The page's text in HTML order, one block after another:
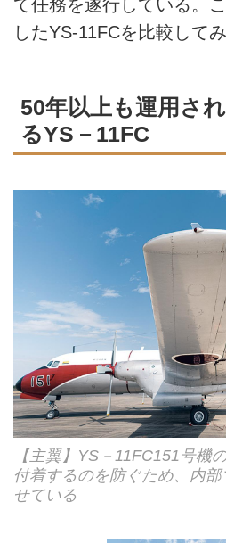
て任務を遂行している。
したYS-11FCを比較してみ
50年以上も運用さ
るYS－11FC
【主翼】YS－11FC151号機
付着するのを防ぐため、内
せている